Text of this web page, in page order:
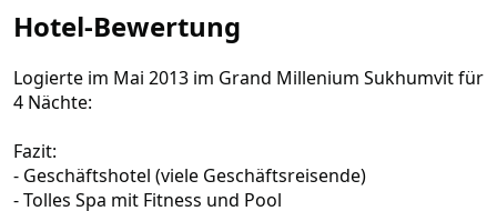
n
(
)
Hotel-Bewertung
Logierte im Mai 2013 im Grand Millenium Sukhumvit für
4 Nächte:
Fazit:
- Geschäftshotel (viele Geschäftsreisende)
- Tolles Spa mit Fitness und Pool